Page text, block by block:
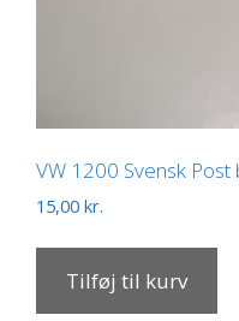
VW 1200 Svensk Post
15,00 kr.
Tilføj til kurv